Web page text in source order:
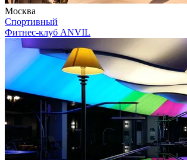
Москва
Спортивный
Фитнес-клуб ANVIL